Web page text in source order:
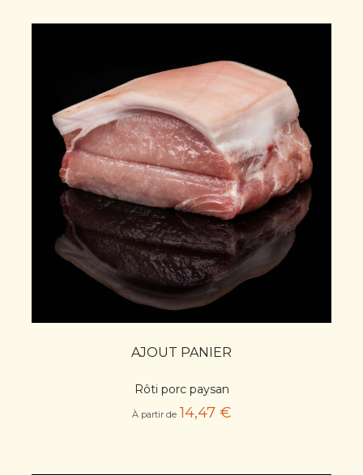
AJOUT PANIER
Rôti porc paysan
À partir de 14,47 €